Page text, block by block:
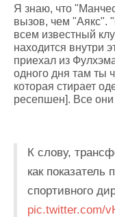
Я знаю, что
вызов, чем "Аякс".
всем известный
находится внутри
приехал из
одного дня там ты
которая стирает
ресепшен]. Все они
К слову,
как показатель
спортивного
pic.twitter.com/